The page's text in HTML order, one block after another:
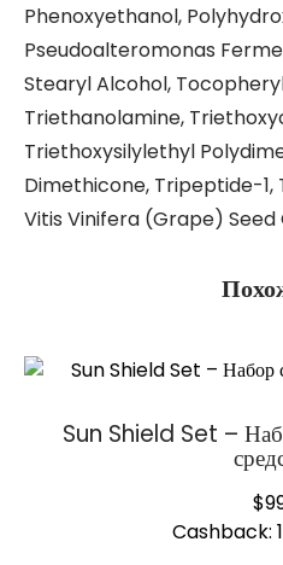
Phenoxyethanol,
Pseudoalteromonas
Stearyl Alcohol,
Triethanolamine,
Triethoxysilylethyl
Dimethicone, Tripeptide-
Vitis Vinifera (Grape)
Sun Shield Set –
$
Cashback: